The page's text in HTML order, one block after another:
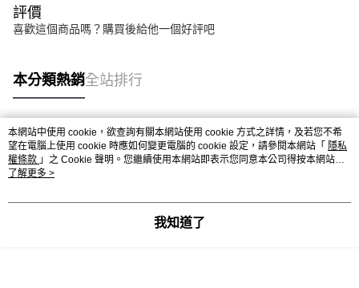
評價
喜歡這個商品嗎？購買後給他一個好評吧
本分類熱銷全站排行
熱門標籤
本網站中使用 cookie，欲查詢有關本網站使用 cookie 方式之詳情，及若您不希
望在電腦上使用 cookie 時應如何變更電腦的 cookie 設定，請參閱本網站「 隱私
權條款 」之 Cookie 聲明。您繼續使用本網站即表示您同意本公司得按本網站使
用條款之 Cookie 聲明使用 cookie。
了解更多 >
我知道了